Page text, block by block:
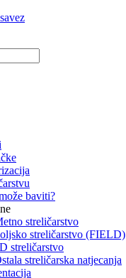
baviti?
streličarstvo
streličarstvo (FIELD)
streličarstvo
streličarska natjecanja